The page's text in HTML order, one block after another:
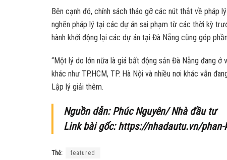
Bên cạnh đó, chính sách tháo gỡ các nút thắt về
nghẽn pháp lý tại các dự án sai phạm từ các thời kỳ
hành khởi động lại các dự án tại Đà Nẵng cũng góp
“Một lý do lớn nữa là giá bất động sản Đà Nẵng đang
khác như TP.HCM, TP. Hà Nội và nhiều nơi khác vẫn
Lập lý giải thêm.
Nguồn dẫn: Phúc Nguyên/ Nhà đầu tư
Link bài gốc: https://nhadautu.vn/phan-
Thẻ: featured